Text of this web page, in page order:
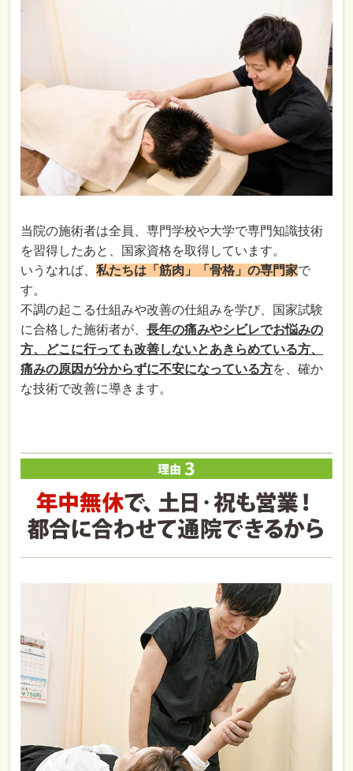
当院の施術者は全員、専門学校や大学で専門知識技術
を習得したあと、国家資格を取得しています。
いうなれば、私たちは「筋肉」「骨格」の専門家で
す。
不調の起こる仕組みや改善の仕組みを学び、国家試験
に合格した施術者が、長年の痛みやシビレでお悩みの
方、どこに行っても改善しないとあきらめている方、
痛みの原因が分からずに不安になっている方を、確か
な技術で改善に導きます。